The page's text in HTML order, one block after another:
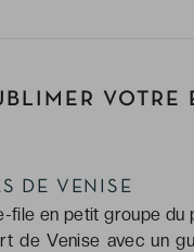
VOTRE
DE VENISE
file en petit groupe du
de Venise avec un